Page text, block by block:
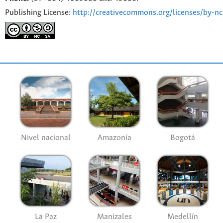
Publishing License: http://creativecommons.org/licenses/by-
Nivel nacional Amazonía Bogotá
La Paz Manizales Medellín